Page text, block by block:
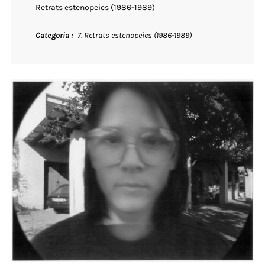
Retrats estenopeics (1986-1989)
Categoria 7. Retrats estenopeics (1986-1989)